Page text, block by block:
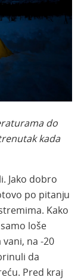
do
kada
Jako dobro
po pitanju
Kako
loše
na -20
da
Pred kraj